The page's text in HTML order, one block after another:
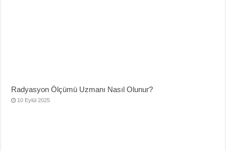
Radyasyon Ölçümü Uzmanı Nasıl Olunur?
10 Eylül 2025